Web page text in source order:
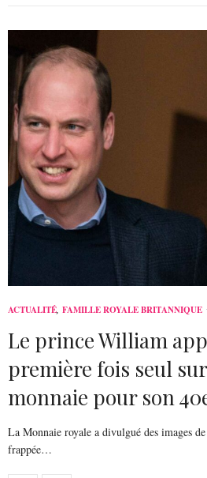
ACTUALITÉ, FAMILLE ROYALE BRITANNIQUE
Le prince William
première fois seul
monnaie pour son
La Monnaie royale a divulgué des images
frappée…